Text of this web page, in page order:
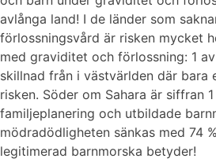
avlånga land! I de länder som
förlossningsvård är risken mycket
med graviditet och förlossning: 1
skillnad från i västvärlden där bara
risken. Söder om Sahara är siffran
familjeplanering och utbildade
mödradödligheten sänkas med 74
legitimerad barnmorska betyder!